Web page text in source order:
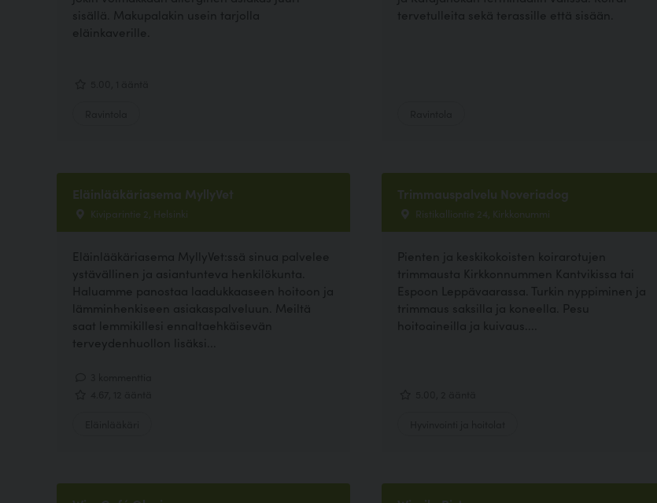
sisällä. Makupalakin usein tarjolla
eläinkaverille.
tervetulleita sekä terassille että sisään.
Eläinlääkäriasema MyllyVet
Kiviparintie 2, Helsinki
Eläinlääkäriasema MyllyVet:ssä sinua palvelee
ystävällinen ja asiantunteva henkilökunta.
Haluamme panostaa laadukkaaseen hoitoon ja
lämminhenkiseen asiakaspalveluun. Meiltä
saat lemmikillesi ennaltaehkäisevän
terveydenhuollon lisäksi...
Trimmauspalvelu Noveriadog
Ristikalliontie 24, Kirkkonummi
Pienten ja keskikokoisten koirarotujen
trimmausta Kirkkonnummen Kantvikissa tai
Espoon Leppävaarassa. Turkin nyppiminen ja
trimmaus saksilla ja koneella. Pesu
hoitoaineilla ja kuivaus....